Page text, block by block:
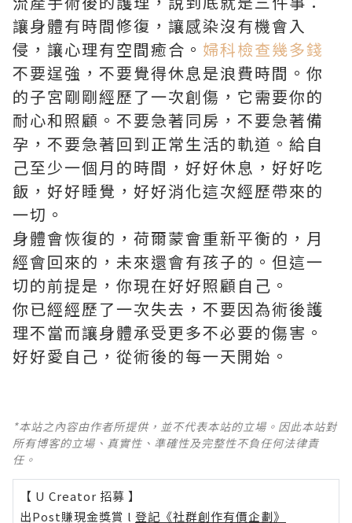
讓身體有時間修復，讓感染沒有機會入
侵，讓心理有空間癒合。 婦科檢查幾多錢
不要逞強，不要覺得休息是浪費時間。你
的子宮剛剛經歷了一次創傷，它需要你的
耐心和照顧。不要急著同房，不要急著備
孕，不要急著回到正常生活的軌道。給自
己至少一個月的時間，好好休息，好好吃
飯，好好睡覺，好好消化這次經歷帶來的
一切。
身體會恢復的，荷爾蒙會重新平衡的，月
經會回來的，未來還會有孩子的。但這一
切的前提是，你現在好好照顧自己。
你已經經歷了一次失去，不要因為術後護
理不當而讓身體承受更多不必要的傷害。
好好愛自己，從術後的每一天開始。
*本站之內容由作者所提供，並不代表本站的立場。因此本站對
所有博客的立場、真實性、準確性及完整性不負任何法律責
任。
【 U Creator 招募 】
出Post賺現金獎賞 l 登記《社群創作有價企劃》